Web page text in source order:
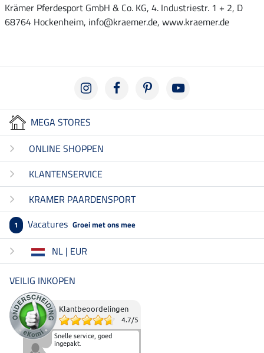
Krämer Pferdesport GmbH & Co. KG, 4. Industriestr. 1 + 2, D
68764 Hockenheim, info@kraemer.de, www.kraemer.de
MEGA STORES
ONLINE SHOPPEN
KLANTENSERVICE
KRAMER PAARDENSPORT
1 Vacatures Groei met ons mee
NL | EUR
VEILIG INKOPEN
Klantbeoordelingen
4.7/5
Snelle service, goed
ingepakt.